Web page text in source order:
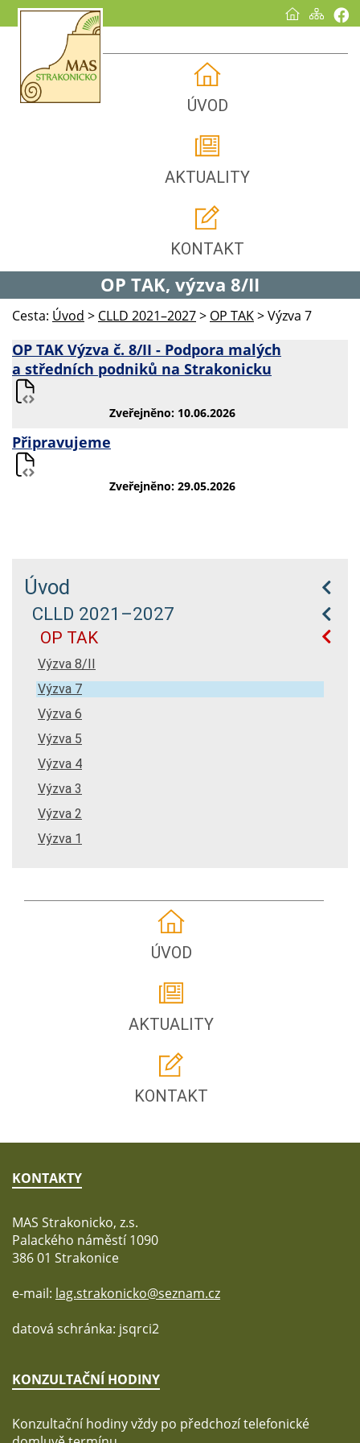
ÚVOD
AKTUALITY
KONTAKT
OP TAK, výzva 8/II
Cesta: Úvod > CLLD 2021–2027> OP TAK>Výzva 7
OP TAK Výzva č. 8/II - Podpora malých
a středních podniků na Strakonicku
Zveřejněno: 10.06.2026
Připravujeme
Zveřejněno: 29.05.2026
Úvod
CLLD 2021–2027
OP TAK
Výzva 8/II
Výzva 7
Výzva 6
Výzva 5
Výzva 4
Výzva 3
Výzva 2
Výzva 1
ÚVOD
AKTUALITY
KONTAKT
KONTAKTY
MAS Strakonicko, z.s.
Palackého náměstí 1090
386 01 Strakonice
e-mail: lag.strakonicko@seznam.cz
datová schránka: jsqrci2
KONZULTAČNÍ HODINY
Konzultační hodiny vždy po předchozí telefonické